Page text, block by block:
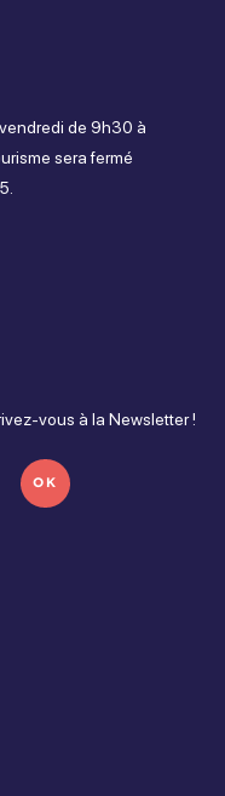
de 9h30 à
sera fermé
vous à la Newsletter !
OK